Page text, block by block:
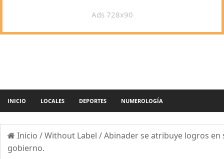
Ads 728x90
INICIO LOCALES DEPORTES NUMEROLOGÍA
Inicio /Without Label /Abinader se atribuye logros en
gobierno.